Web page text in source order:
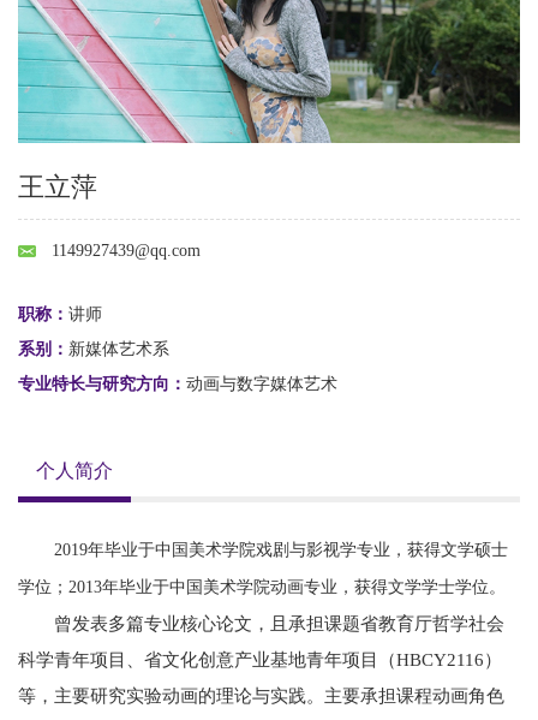
王立萍
1149927439@qq.com
职称： 讲师
系别： 新媒体艺术系
专业特长与研究方向： 动画与数字媒体艺术
个人简介
2019年毕业于中国美术学院戏剧与影视学专业，获得文学硕士
学位；2013年毕业于中国美术学院动画专业，获得文学学士学位。
曾发表多篇专业核心论文，且承担课题省教育厅哲学社会
科学青年项目、省文化创意产业基地青年项目（HBCY2116）
等，主要研究实验动画的理论与实践。主要承担课程动画角色